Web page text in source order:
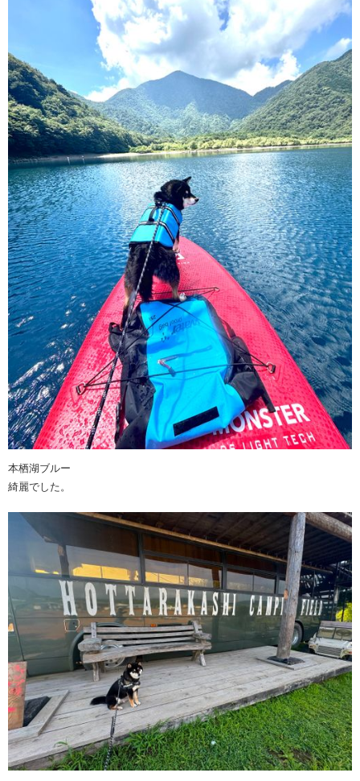
本栖湖ブルー
綺麗でした。